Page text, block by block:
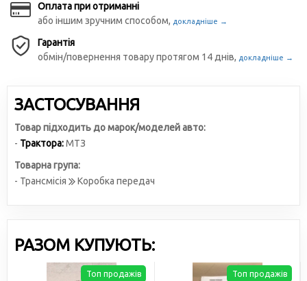
Оплата при отриманні
або іншим зручним способом, докладніше →
Гарантія
обмін/повернення товару протягом 14 днів, докладніше →
ЗАСТОСУВАННЯ
Товар підходить до марок/моделей авто:
- Трактора:МТЗ
Товарна група:
- Трансмісія
Коробка передач
РАЗОМ КУПУЮТЬ:
Топ продажів Топ продажів